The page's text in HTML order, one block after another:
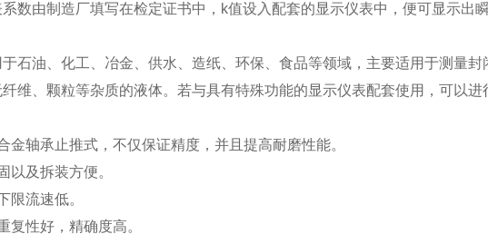
数由制造厂填写在检定证书中，k值设入配套的显示仪表中，便可显示出
石油、化工、冶金、供水、造纸、环保、食品等领域，主要适用于测量
维、颗粒等杂质的液体。若与具有特殊功能的显示仪表配套使用，可以进
金轴承止推式，不仅保证精度，并且提高耐磨性能。
以及拆装方便。
限流速低。
复性好，精确度高。